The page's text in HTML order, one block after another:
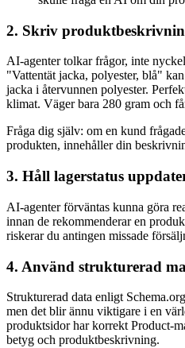
2. Skriv
AI-agenter tolkar frågor, inte
"Vattentät jacka, polyester, blå"
jacka i återvunnen polyester.
klimat. Väger bara 280 gram och
Fråga dig själv: om en kund
produkten, innehåller din
3. Håll lagerstatus
AI-agenter förväntas kunna göra
innan de rekommenderar en
riskerar du antingen missade
4. Använd strukturerad
Strukturerad data enligt
men det blir ännu viktigare i en
produktsidor har korrekt Product-
betyg och produktbeskrivning.